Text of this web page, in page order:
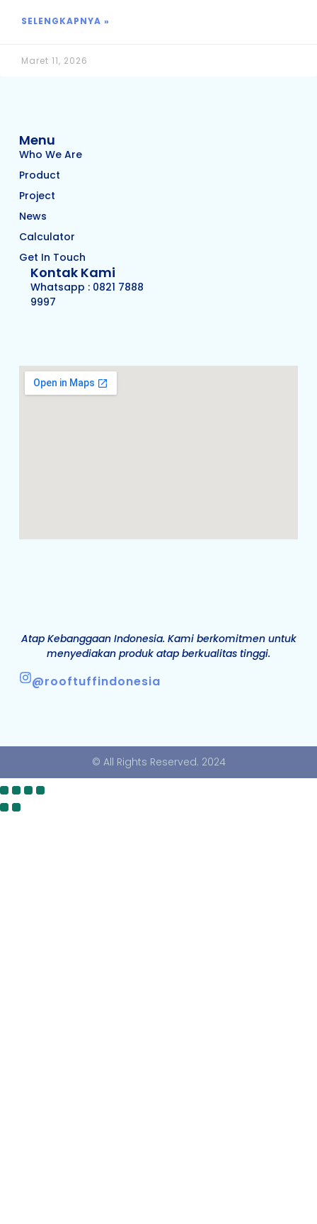
SELENGKAPNYA »
Maret 11, 2026
Atap Kebanggaan Indonesia. Kami berkomitmen untuk
menyediakan produk atap berkualitas tinggi.
@rooftuffindonesia
Menu
Who We Are
Product
Project
News
Calculator
Get In Touch
Kontak Kami
Whatsapp : 0821 7888
9997
© All Rights Reserved. 2024